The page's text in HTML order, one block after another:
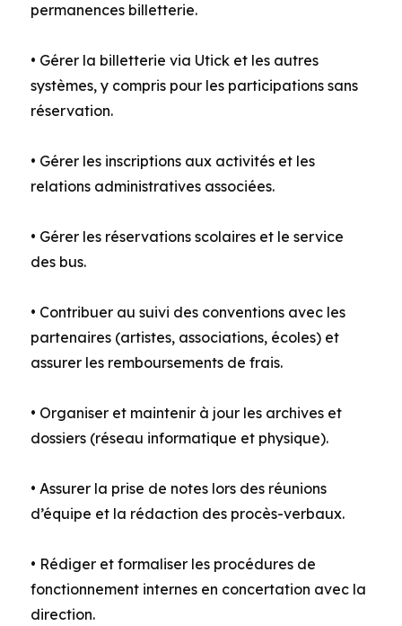
permanences billetterie.
• Gérer la billetterie via Utick et les autres
systèmes, y compris pour les participations sans
réservation.
• Gérer les inscriptions aux activités et les
relations administratives associées.
• Gérer les réservations scolaires et le service
des bus.
• Contribuer au suivi des conventions avec les
partenaires (artistes, associations, écoles) et
assurer les remboursements de frais.
• Organiser et maintenir à jour les archives et
dossiers (réseau informatique et physique).
• Assurer la prise de notes lors des réunions
d’équipe et la rédaction des procès-verbaux.
• Rédiger et formaliser les procédures de
fonctionnement internes en concertation avec la
direction.